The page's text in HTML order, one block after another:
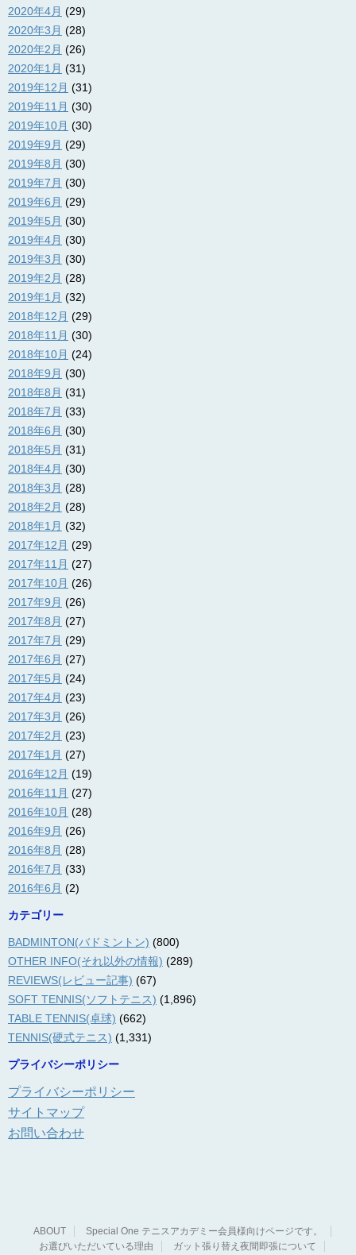
2020年4月 (29)
2020年3月 (28)
2020年2月 (26)
2020年1月 (31)
2019年12月 (31)
2019年11月 (30)
2019年10月 (30)
2019年9月 (29)
2019年8月 (30)
2019年7月 (30)
2019年6月 (29)
2019年5月 (30)
2019年4月 (30)
2019年3月 (30)
2019年2月 (28)
2019年1月 (32)
2018年12月 (29)
2018年11月 (30)
2018年10月 (24)
2018年9月 (30)
2018年8月 (31)
2018年7月 (33)
2018年6月 (30)
2018年5月 (31)
2018年4月 (30)
2018年3月 (28)
2018年2月 (28)
2018年1月 (32)
2017年12月 (29)
2017年11月 (27)
2017年10月 (26)
2017年9月 (26)
2017年8月 (27)
2017年7月 (29)
2017年6月 (27)
2017年5月 (24)
2017年4月 (23)
2017年3月 (26)
2017年2月 (23)
2017年1月 (27)
2016年12月 (19)
2016年11月 (27)
2016年10月 (28)
2016年9月 (26)
2016年8月 (28)
2016年7月 (33)
2016年6月 (2)
カテゴリー
BADMINTON(バドミントン) (800)
OTHER INFO(それ以外の情報) (289)
REVIEWS(レビュー記事) (67)
SOFT TENNIS(ソフトテニス) (1,896)
TABLE TENNIS(卓球) (662)
TENNIS(硬式テニス) (1,331)
プライバシーポリシー
プライバシーポリシー
サイトマップ
お問い合わせ
ABOUT
Special One テニスアカデミー会員様向けページです。
お選びいただいている理由
ガット張り替え夜間即張について